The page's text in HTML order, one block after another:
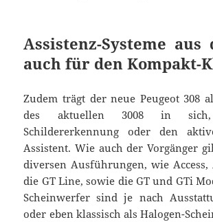
Assistenz-Systeme aus
auch für den Kompakt-
Zudem trägt der neue Peugeot 308
des aktuellen 3008 in
Schildererkennung oder den
Assistent. Wie auch der Vorgänger
diversen Ausführungen, wie
die GT Line, sowie die GT und GTi
Scheinwerfer sind je nach
oder eben klassisch als Halogen-